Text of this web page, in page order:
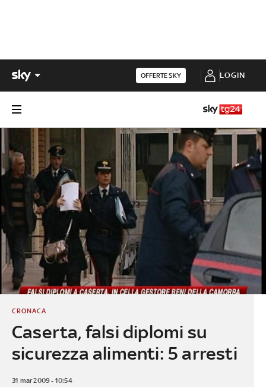
OFFERTE SKY LOGIN
Caserta, falsi diplomi su
sicurezza alimenti: 5 arresti
CRONACA
31 mar 2009 - 10:54